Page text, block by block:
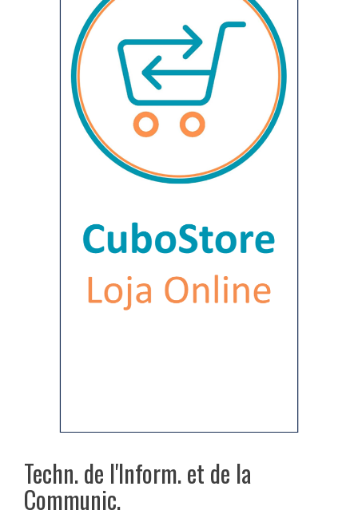
Techn. de l'Inform. et de la
Communic.